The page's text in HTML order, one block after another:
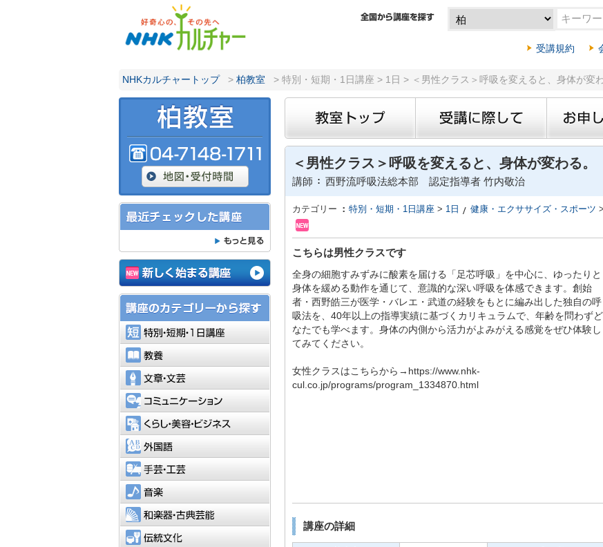
受講規約
NHKカルチャートップ > 柏教室 > 特別・短期・1日講座 > 1日 > ＜男性クラス＞呼吸を変えると、身体が変
＜男性クラス＞呼吸を変えると、身体が変わる。
講師 西野流呼吸法総本部 認定指導者 竹内敬治
カテゴリー 特別・短期・1日講座 > 1日 健康・エクササイズ・スポーツ
こちらは男性クラスです
全身の細胞すみずみに酸素を届ける「足芯呼吸」を中心に、ゆったりと
身体を緩める動作を通じて、意識的な深い呼吸を体感できます。創始
者・西野皓三が医学・バレエ・武道の経験をもとに編み出した独自の呼
吸法を、40年以上の指導実績に基づくカリキュラムで、年齢を問わずど
なたでも学べます。身体の内側から活力がよみがえる感覚をぜひ体験し
てみてください。
女性クラスはこちらから→https://www.nhk-
cul.co.jp/programs/program_1334870.html
講座の詳細
特別・短期・1日講座
文章・文芸
伝統文化